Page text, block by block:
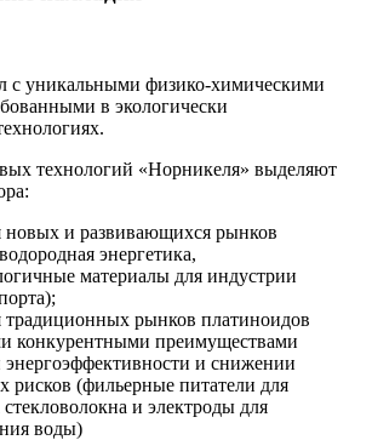
с уникальными физико-химическими
в экологически
технологий «Норникеля» выделяют
новых и развивающихся рынков
энергетика,
материалы для индустрии
традиционных рынков платиноидов
конкурентными преимуществами
и снижении
рисков (фильерные питатели для
стекловолокна и электроды для
воды)